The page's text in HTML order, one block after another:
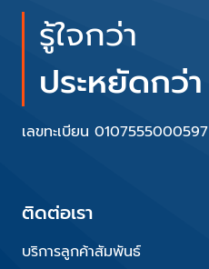
รู้ใจกว่า
ประหยัดกว่า
เลขทะเบียน 0107555000597
ติดต่อเรา
บริการลูกค้าสัมพันธ์